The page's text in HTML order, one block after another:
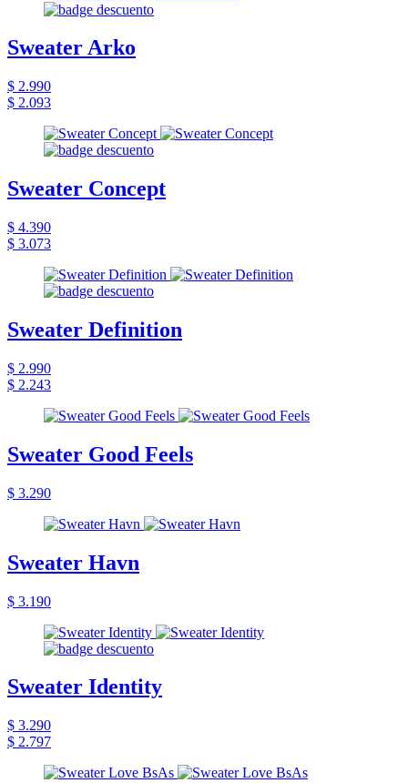
Sweater Arko
$ 2.990
$ 2.093
Sweater Concept
$ 4.390
$ 3.073
Sweater Definition
$ 2.990
$ 2.243
Sweater Good Feels
$ 3.290
Sweater Havn
$ 3.190
Sweater Identity
$ 3.290
$ 2.797